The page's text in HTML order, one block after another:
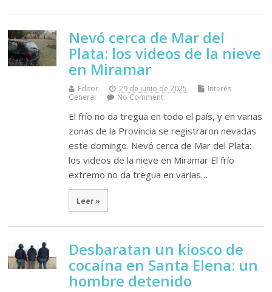
Nevó cerca de Mar del
Plata: los videos de la nieve
en Miramar
Editor 29 de junio de 2025
Interés
General
No Comment
El frío no da tregua en todo el país, y en varias
zonas de la Provincia se registraron nevadas
este domingo. Nevó cerca de Mar del Plata:
los videos de la nieve en Miramar El frío
extremo no da tregua en varias…
Leer »
Desbaratan un kiosco de
cocaína en Santa Elena: un
hombre detenido